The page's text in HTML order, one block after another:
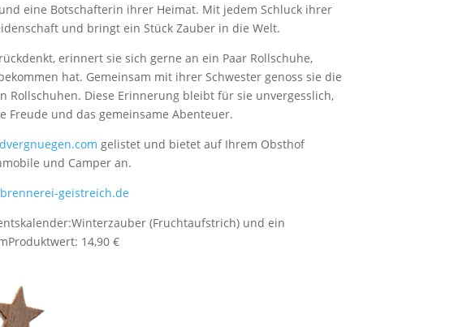
eine Botschafterin ihrer Heimat. Mit jedem Schluck ihrer
und bringt ein Stück Zauber in die Welt.
erinnert sie sich gerne an ein Paar Rollschuhe,
hat. Gemeinsam mit ihrer Schwester genoss sie die
Rollschuhen. Diese Erinnerung bleibt für sie unvergesslich,
Freude und das gemeinsame Abenteuer.
gelistet und bietet auf Ihrem Obsthof
und Camper an.
geistreich.de
Winterzauber (Fruchtaufstrich) und ein
Produktwert: 14,90 €